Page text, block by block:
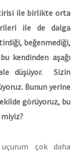
ile birlikte orta
ile de dalga
beğenmediği,
kendinden aşağı
düşüyor. Sizin
Bunun yerine
görüyoruz, bu
miyiz?
uçurum çok daha